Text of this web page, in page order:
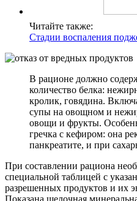
Читайте также:
Стадии воспаления
В рационе должно
количество белка:
кролик, говядина.
супы на овощном и
овощи и фрукты.
гречка с кефиром: она
панкреатите, и при
При составлении рациона
специальной таблицей с
разрешенных продуктов и их
Показана щелочная